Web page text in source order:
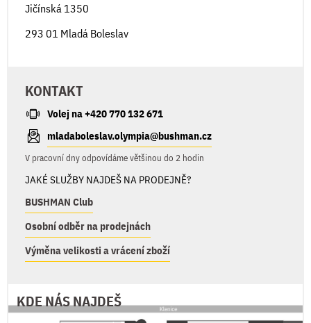
Jičínská 1350
293 01 Mladá Boleslav
KONTAKT
Volej na +420 770 132 671
mladaboleslav.olympia@bushman.cz
V pracovní dny odpovídáme většinou do 2 hodin
JAKÉ SLUŽBY NAJDEŠ NA PRODEJNĚ?
BUSHMAN Club
Osobní odběr na prodejnách
Výměna velikosti a vrácení zboží
KDE NÁS NAJDEŠ